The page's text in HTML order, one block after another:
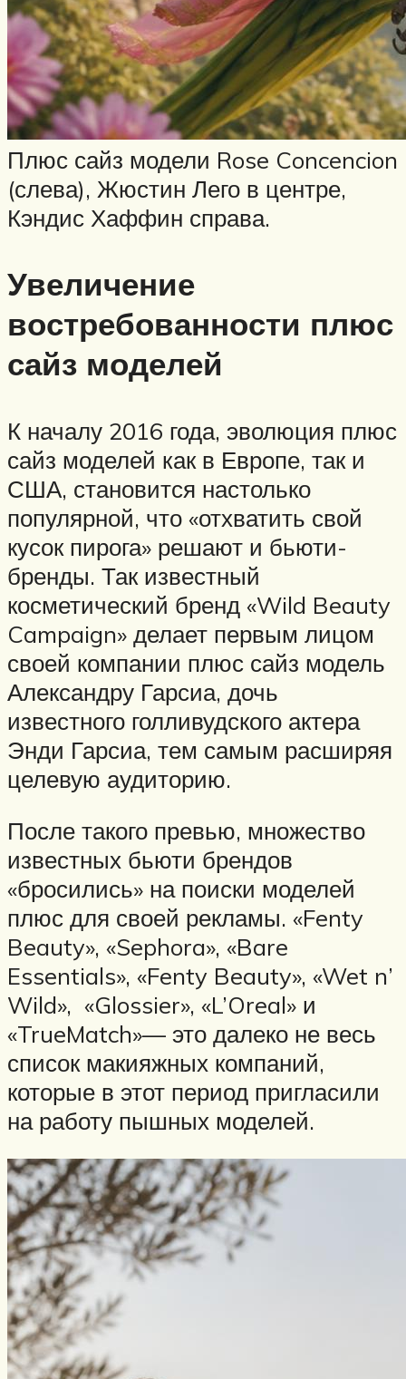
Плюс сайз модели Rose Concencion
(слева), Жюстин Лего в центре,
Кэндис Хаффин справа.
Увеличение
востребованности плюс
сайз моделей
К началу 2016 года, эволюция плюс
сайз моделей как в Европе, так и
США, становится настолько
популярной, что «отхватить свой
кусок пирога» решают и бьюти-
бренды. Так известный
косметический бренд «Wild Beauty
Campaign» делает первым лицом
своей компании плюс сайз модель
Александру Гарсиа, дочь
известного голливудского актера
Энди Гарсиа, тем самым расширяя
целевую аудиторию.
После такого превью, множество
известных бьюти брендов
«бросились» на поиски моделей
плюс для своей рекламы. «Fenty
Beauty», «Sephora», «Bare
Essentials», «Fenty Beauty», «Wet n’
Wild», «Glossier», «L’Oreal» и
«TrueMatch»— это далеко не весь
список макияжных компаний,
которые в этот период пригласили
на работу пышных моделей.